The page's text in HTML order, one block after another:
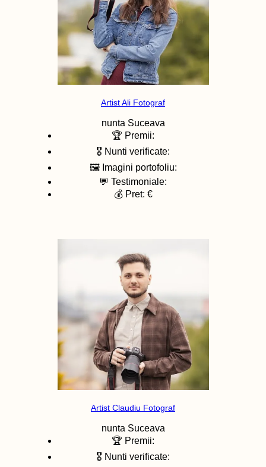
Artist Ali Fotograf
nunta Suceava
🏆 Premii:
🎖️ Nunti verificate:
🖼️ Imagini portofoliu:
💬 Testimoniale:
💰 Pret: €
Artist Claudiu Fotograf
nunta Suceava
🏆 Premii:
🎖️ Nunti verificate: